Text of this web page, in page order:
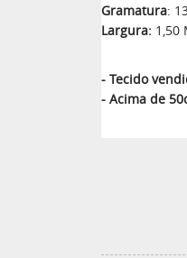
Gramatura:
Largura: 1,50
- Tecido
- Acima de